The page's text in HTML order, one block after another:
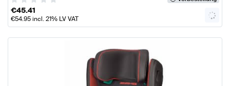
€45.41
€54.95incl. 21% LV VAT